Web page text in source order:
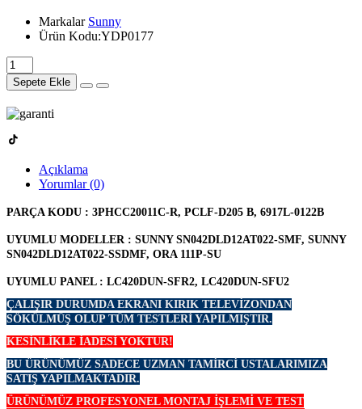
Markalar Sunny
Ürün Kodu:YDP0177
Sepete Ekle
Açıklama
Yorumlar (0)
PARÇA KODU : 3PHCC20011C-R, PCLF-D205 B, 6917L-0122B
UYUMLU MODELLER : SUNNY SN042DLD12AT022-SMF, SUNNY
SN042DLD12AT022-SSDMF, ORA 111P-SU
UYUMLU PANEL : LC420DUN-SFR2, LC420DUN-SFU2
ÇALIŞIR DURUMDA EKRANI KIRIK TELEVİZONDAN
SÖKÜLMÜŞ OLUP TÜM TESTLERİ YAPILMIŞTIR.
KESİNLİKLE İADESİ YOKTUR!
BU ÜRÜNÜMÜZ SADECE UZMAN TAMİRCİ USTALARIMIZA
SATIŞ YAPILMAKTADIR.
ÜRÜNÜMÜZ PROFESYONEL MONTAJ İŞLEMİ VE TEST